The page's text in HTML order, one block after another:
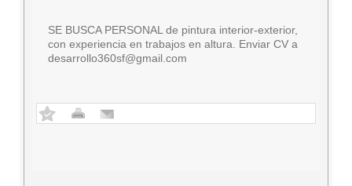
SE BUSCA PERSONAL de pintura interior-exterior,
con experiencia en trabajos en altura. Enviar CV a
desarrollo360sf@gmail.com